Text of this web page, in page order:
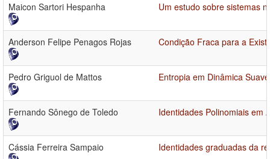
Maicon Sartori Hespanha Um estudo sobre sistemas
Anderson Felipe Penagos Rojas Condição Fraca para a
Pedro Griguol de Mattos Entropia em Dinâmica
Fernando Sônego de Toledo Identidades Polinomiais em
Cássia Ferreira Sampaio Identidades graduadas da